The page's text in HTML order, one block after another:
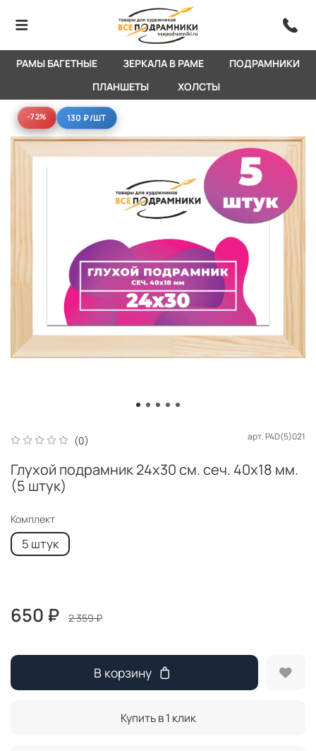
РАМЫ БАГЕТНЫЕ ЗЕРКАЛА В РАМЕ
ПОДРАМНИКИ
ПЛАНШЕТЫ
ХОЛСТЫ
-72%
-72% 130 ₽/ШТ
(0) арт.P4D(5)021
Глухой подрамник 24x30 см. сеч. 40х18 мм.
(5 штук)
Комплект
5 штук
650 ₽ 2 359 ₽
В корзину
Купить в 1 клик